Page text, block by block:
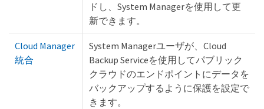
ドし、System Managerを使用して更
新できます。
Cloud Manager
統合
System Managerユーザが、Cloud
Backup Serviceを使用してパブリック
クラウドのエンドポイントにデータを
バックアップするように保護を設定で
きます。